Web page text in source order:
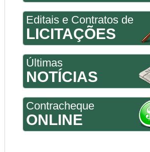
Editais e Contratos de
LICITAÇÕES
Últimas
NOTÍCIAS
Contracheque
ONLINE